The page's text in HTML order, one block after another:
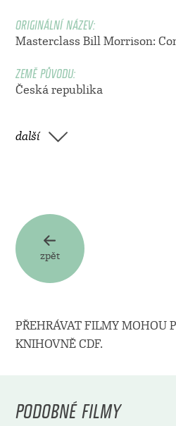
ORIGINÁLNÍ NÁZEV:
Masterclass Bill Morrison:
ZEMĚ PŮVODU:
Česká republika
další
zpět
PŘEHRÁVAT FILMY MOHOU
KNIHOVNĚ CDF.
PODOBNÉ FILMY